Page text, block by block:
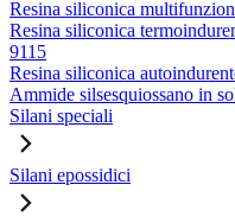
Resina siliconica
Resina siliconica
9115
Resina siliconica
Ammide silsesquiossano in
Silani speciali
Silani epossidici